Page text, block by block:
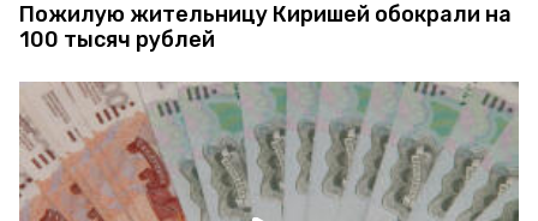
Пожилую жительницу Киришей обокрали на
100 тысяч рублей